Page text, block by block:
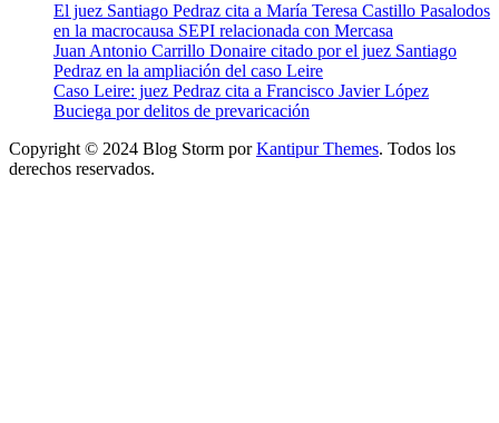
El juez Santiago Pedraz cita a María Teresa Castillo Pasalodos
en la macrocausa SEPI relacionada con Mercasa
Juan Antonio Carrillo Donaire citado por el juez Santiago
Pedraz en la ampliación del caso Leire
Caso Leire: juez Pedraz cita a Francisco Javier López
Buciega por delitos de prevaricación
Copyright © 2024 Blog Storm porKantipur Themes. Todos los
derechos reservados.